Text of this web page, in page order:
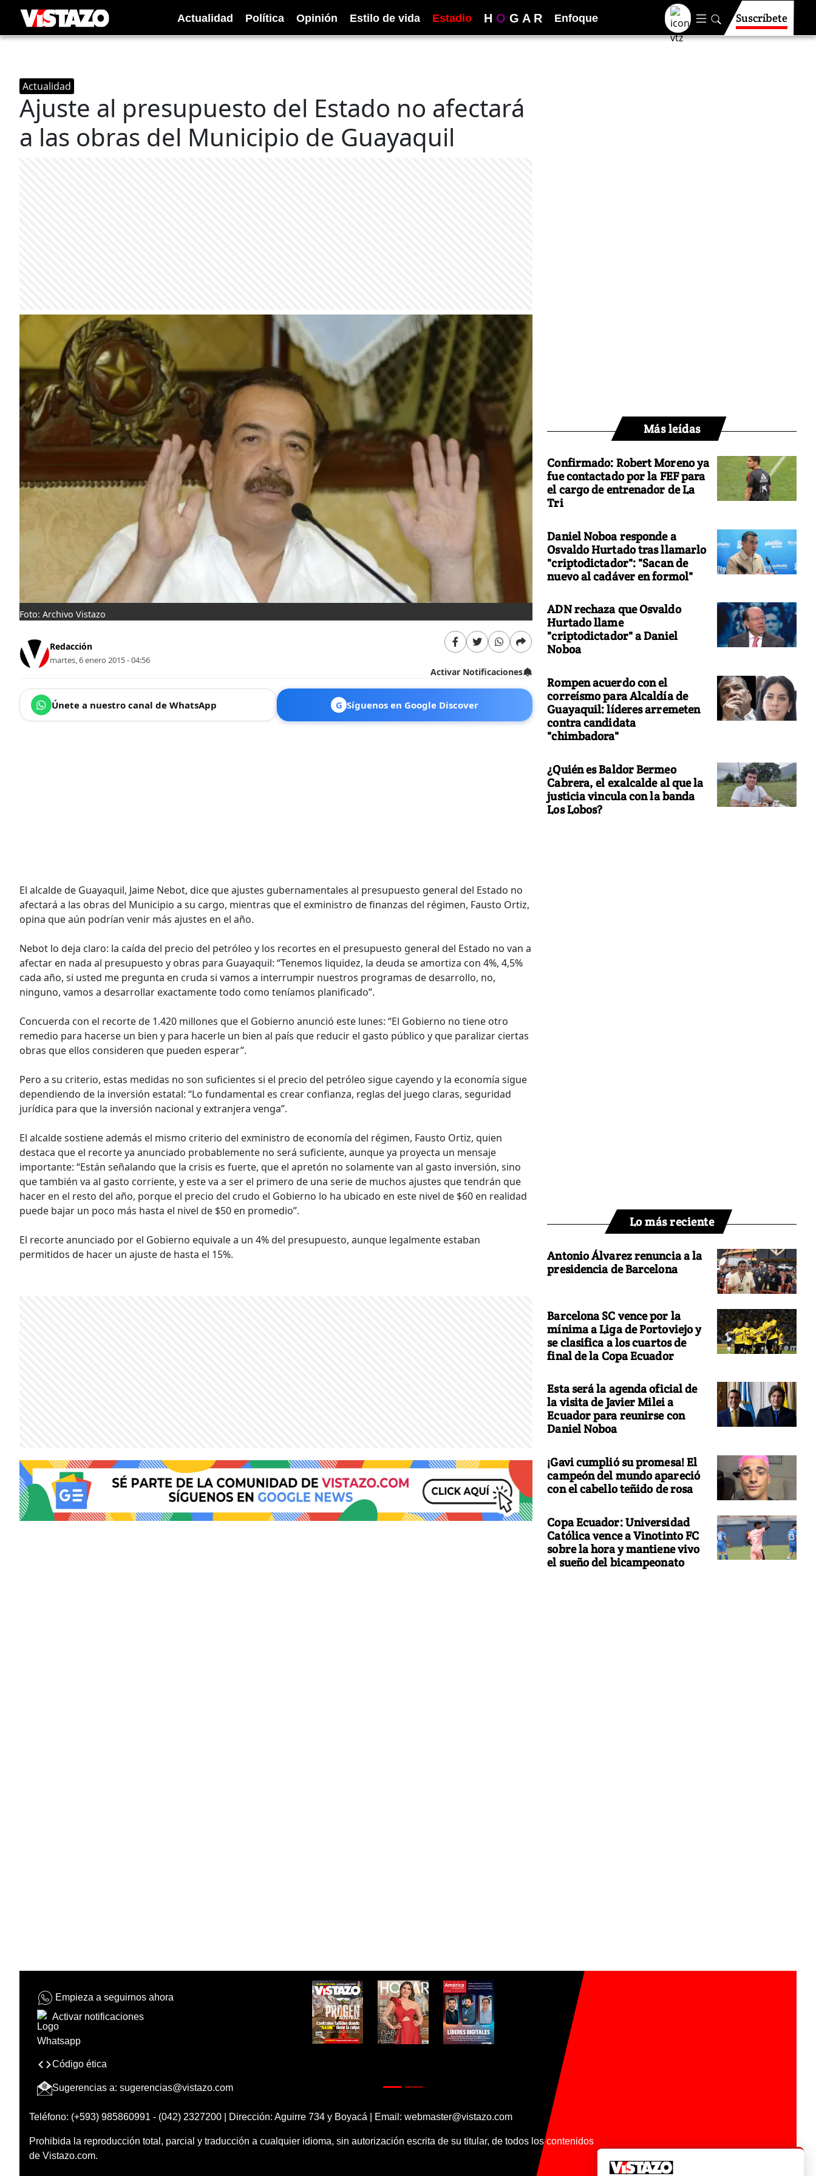
Actualidad Política Opinión Estilo de vida Estadio H O G A R Enfoque Suscríbete
Actualidad
Ajuste al presupuesto del Estado no afectará
a las obras del Municipio de Guayaquil
Foto: Archivo Vistazo
Redacción
martes, 6 enero 2015 - 04:56
Activar Notificaciones
Únete a nuestro canal de WhatsApp G Síguenos en Google Discover
El alcalde de Guayaquil, Jaime Nebot, dice que ajustes gubernamentales al presupuesto general del Estado no
afectará a las obras del Municipio a su cargo, mientras que el exministro de finanzas del régimen, Fausto Ortiz,
opina que aún podrían venir más ajustes en el año.
Nebot lo deja claro: la caída del precio del petróleo y los recortes en el presupuesto general del Estado no van a
afectar en nada al presupuesto y obras para Guayaquil: “Tenemos liquidez, la deuda se amortiza con 4%, 4,5%
cada año, si usted me pregunta en cruda si vamos a interrumpir nuestros programas de desarrollo, no,
ninguno, vamos a desarrollar exactamente todo como teníamos planificado”.
Concuerda con el recorte de 1.420 millones que el Gobierno anunció este lunes: “El Gobierno no tiene otro
remedio para hacerse un bien y para hacerle un bien al país que reducir el gasto público y que paralizar ciertas
obras que ellos consideren que pueden esperar”.
Pero a su criterio, estas medidas no son suficientes si el precio del petróleo sigue cayendo y la economía sigue
dependiendo de la inversión estatal: “Lo fundamental es crear confianza, reglas del juego claras, seguridad
jurídica para que la inversión nacional y extranjera venga”.
El alcalde sostiene además el mismo criterio del exministro de economía del régimen, Fausto Ortiz, quien
destaca que el recorte ya anunciado probablemente no será suficiente, aunque ya proyecta un mensaje
importante: “Están señalando que la crisis es fuerte, que el apretón no solamente van al gasto inversión, sino
que también va al gasto corriente, y este va a ser el primero de una serie de muchos ajustes que tendrán que
hacer en el resto del año, porque el precio del crudo el Gobierno lo ha ubicado en este nivel de $60 en realidad
puede bajar un poco más hasta el nivel de $50 en promedio”.
El recorte anunciado por el Gobierno equivale a un 4% del presupuesto, aunque legalmente estaban
permitidos de hacer un ajuste de hasta el 15%.
Más leídas
Confirmado: Robert Moreno ya
fue contactado por la FEF para
el cargo de entrenador de La
Tri
Daniel Noboa responde a
Osvaldo Hurtado tras llamarlo
"criptodictador": "Sacan de
nuevo al cadáver en formol"
ADN rechaza que Osvaldo
Hurtado llame
"criptodictador" a Daniel
Noboa
Rompen acuerdo con el
correísmo para Alcaldía de
Guayaquil: líderes arremeten
contra candidata
"chimbadora"
¿Quién es Baldor Bermeo
Cabrera, el exalcalde al que la
justicia vincula con la banda
Los Lobos?
Lo más reciente
Antonio Álvarez renuncia a la
presidencia de Barcelona
Barcelona SC vence por la
mínima a Liga de Portoviejo y
se clasifica a los cuartos de
final de la Copa Ecuador
Esta será la agenda oficial de
la visita de Javier Milei a
Ecuador para reunirse con
Daniel Noboa
¡Gavi cumplió su promesa! El
campeón del mundo apareció
con el cabello teñido de rosa
Copa Ecuador: Universidad
Católica vence a Vinotinto FC
sobre la hora y mantiene vivo
el sueño del bicampeonato
Empieza a seguirnos ahora
Activar notificaciones
Código ética
Sugerencias a: sugerencias@vistazo.com
Teléfono: (+593) 985860991 - (042) 2327200 | Dirección: Aguirre 734 y Boyacá | Email: webmaster@vistazo.com
Prohibida la reproducción total, parcial y traducción a cualquier idioma, sin autorización escrita de su titular, de todos los contenidos
de Vistazo.com.